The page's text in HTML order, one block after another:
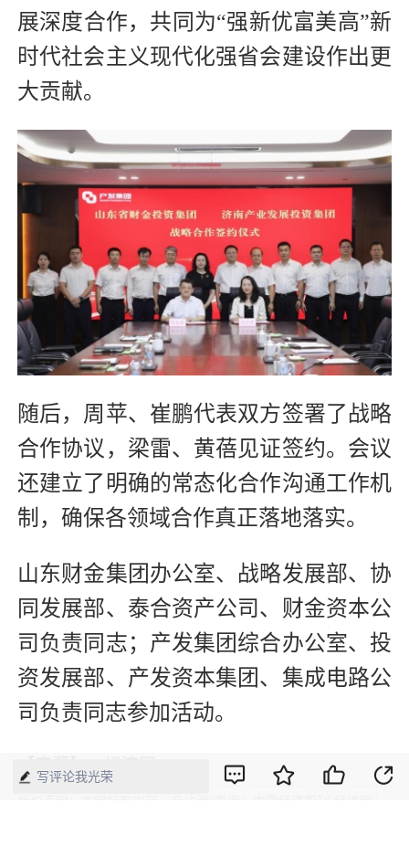
展深度合作，共同为“强新优富美高”新
时代社会主义现代化强省会建设作出更
大贡献。
随后，周苹、崔鹏代表双方签署了战略
合作协议，梁雷、黄蓓见证签约。会议
还建立了明确的常态化合作沟通工作机
制，确保各领域合作真正落地落实。
山东财金集团办公室、战略发展部、协
同发展部、泰合资产公司、财金资本公
司负责同志；产发集团综合办公室、投
资发展部、产发资本集团、集成电路公
司负责同志参加活动。
【来源】：经济网
写评论我光荣